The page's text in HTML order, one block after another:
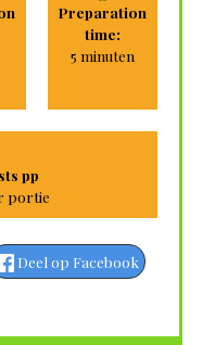
Preparation
time:
5 minuten
minuten
pp
portie
Deel op Facebook